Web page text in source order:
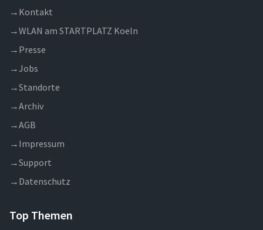
→ Kontakt
→WLAN am STARTPLATZ Koeln
→ Presse
→Jobs
→Standorte
→Archiv
→AGB
→ Impressum
→Support
→ Datenschutz
Top Themen